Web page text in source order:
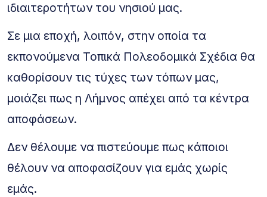
ιδιαιτεροτήτων του νησιού μας.
Σε μια εποχή, λοιπόν, στην οποία τα
εκπονούμενα Τοπικά Πολεοδομικά Σχέδια θα
καθορίσουν τις τύχες των τόπων μας,
μοιάζει πως η Λήμνος απέχει από τα κέντρα
αποφάσεων.
Δεν θέλουμε να πιστεύουμε πως κάποιοι
θέλουν να αποφασίζουν για εμάς χωρίς
εμάς.